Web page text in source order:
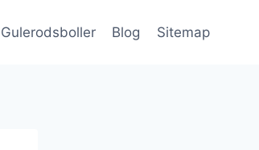
Gulerodsboller Blog Sitemap